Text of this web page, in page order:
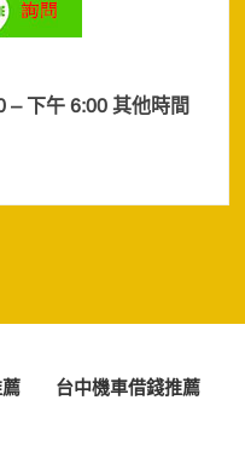
– 下午 6:00 其他時間
台中機車借錢推薦